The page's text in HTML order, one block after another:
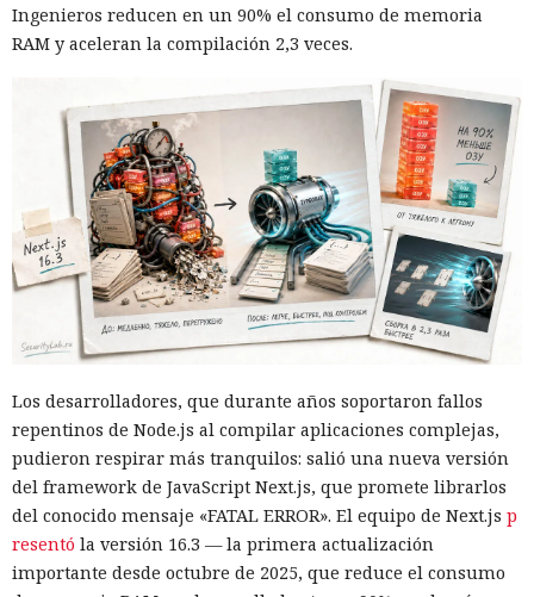
Ingenieros reducen en un 90% el consumo de memoria
RAM y aceleran la compilación 2,3 veces.
Los desarrolladores, que durante años soportaron fallos
repentinos de Node.js al compilar aplicaciones complejas,
pudieron respirar más tranquilos: salió una nueva versión
del framework de JavaScript Next.js, que promete librarlos
del conocido mensaje «FATAL ERROR». El equipo de Next.js p
resentó la versión 16.3 — la primera actualización
importante desde octubre de 2025, que reduce el consumo